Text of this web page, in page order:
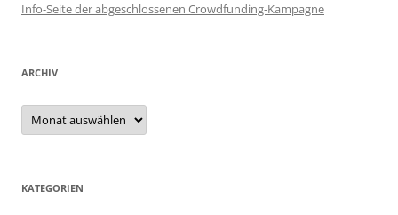
Info-Seite der abgeschlossenen Crowdfunding-Kampagne
ARCHIV
Archiv
KATEGORIEN